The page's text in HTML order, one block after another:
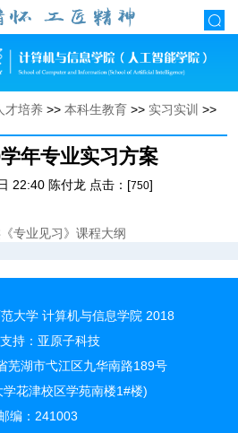
才培养 >> 本科生教育 >> 实习实训 >>
年专业实习方案
22:40 陈付龙 点击：[750]
专业见习》课程大纲
大学 计算机与信息学院 2018
持： 亚原子科技
芜湖市弋江区九华南路189号
学花津校区学苑南楼1#楼)
编：241003